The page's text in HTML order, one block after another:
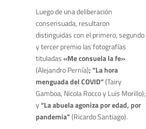
Luego de una deliberación
consensuada, resultaron
distinguidas con el primero, segundo
y tercer premiolas fotografías
tituladas«Me consuela la fe»
(Alejandro Pernía); “La hora
menguada del COVID”(Tairy
Gamboa, Nicola Rocco y Luis Morillo);
y“La abuela agoniza por edad, por
pandemia”(Ricardo Santiago).